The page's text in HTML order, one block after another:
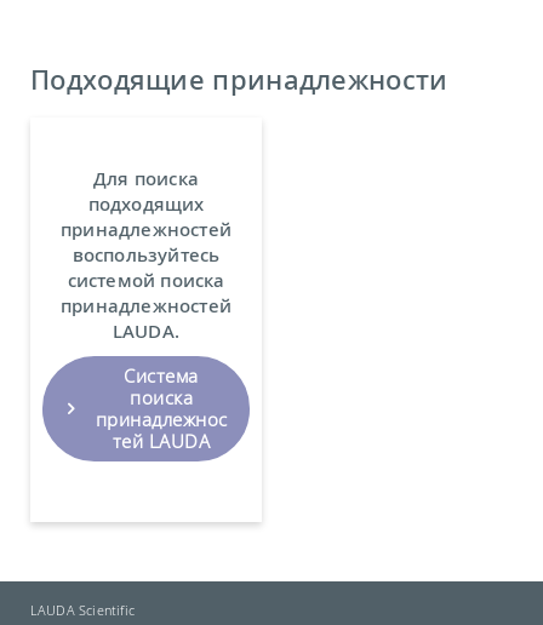
Подходящие принадлежности
Для поиска
подходящих
принадлежностей
воспользуйтесь
системой поиска
принадлежностей
LAUDA.
Система
поиска
принадлежнос
тей LAUDA
LAUDA Scientific